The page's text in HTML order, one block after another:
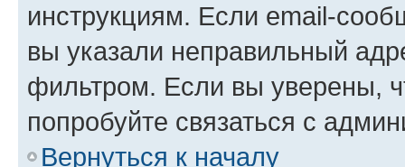
инструкциям. Если email-
вы указали неправильный
фильтром. Если вы уверены,
попробуйте связаться с
Вернуться к началу